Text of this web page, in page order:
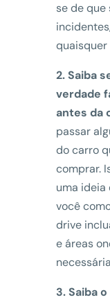
se de que
quaisquer
2. Saiba
verdade
antes da
passar
do carro
comprar.
uma ideia
você
drive
e áreas
3. Saiba